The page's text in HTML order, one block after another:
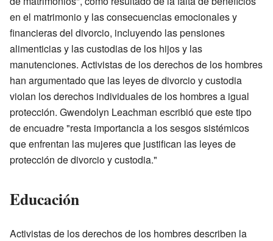
en el matrimonio y las consecuencias emocionales y
financieras del divorcio, incluyendo las pensiones
alimenticias y las custodias de los hijos y las
manutenciones. Activistas de los derechos de los hombres
han argumentado que las leyes de divorcio y custodia
violan los derechos individuales de los hombres a igual
protección. Gwendolyn Leachman escribió que este tipo
de encuadre "resta importancia a los sesgos sistémicos
que enfrentan las mujeres que justifican las leyes de
protección de divorcio y custodia."
Educación
Activistas de los derechos de los hombres describen la